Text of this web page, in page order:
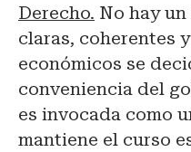
Derecho. No hay
claras, coherentes
económicos se
conveniencia del
es invocada como
mantiene el curso